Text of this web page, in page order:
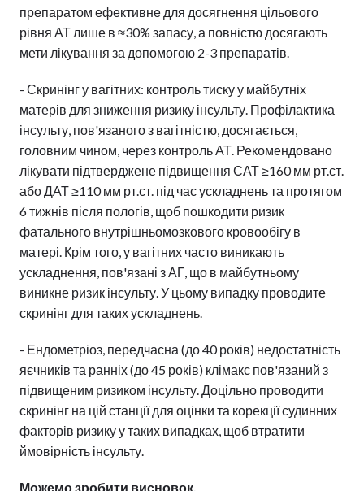
препаратом ефективне для досягнення цільового
рівня АТ лише в ≈30% запасу, а повністю досягають
мети лікування за допомогою 2-3 препаратів.
- Скринінг у вагітних: контроль тиску у майбутніх
матерів для зниження ризику інсульту. Профілактика
інсульту, пов'язаного з вагітністю, досягається,
головним чином, через контроль АТ. Рекомендовано
лікувати підтверджене підвищення САТ ≥160 мм рт.ст.
або ДАТ ≥110 мм рт.ст. під час ускладнень та протягом
6 тижнів після пологів, щоб пошкодити ризик
фатального внутрішньомозкового кровообігу в
матері. Крім того, у вагітних часто виникають
ускладнення, пов'язані з АГ, що в майбутньому
виникне ризик інсульту. У цьому випадку проводите
скринінг для таких ускладнень.
- Ендометріоз, передчасна (до 40 років) недостатність
яєчників та ранніх (до 45 років) клімакс пов'язаний з
підвищеним ризиком інсульту. Доцільно проводити
скринінг на цій станції для оцінки та корекції судинних
факторів ризику у таких випадках, щоб втратити
ймовірність інсульту.
Можемо зробити висновок.